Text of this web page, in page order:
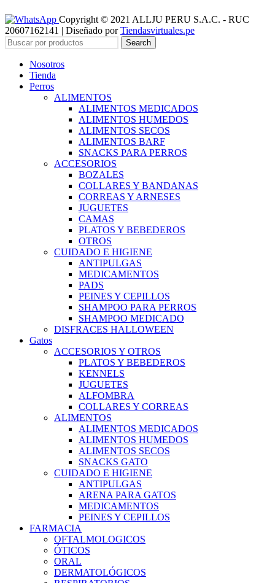
Copyright © 2021 ALLJU PERU S.A.C. - RUC
20607162141 | Diseñado porTiendasvirtuales.pe
Search
Nosotros
Tienda
Perros
ALIMENTOS
ALIMENTOS MEDICADOS
ALIMENTOS HUMEDOS
ALIMENTOS SECOS
ALIMENTOS BARF
SNACKS PARA PERROS
ACCESORIOS
BOZALES
COLLARES Y BANDANAS
CORREAS Y ARNESES
JUGUETES
CAMAS
PLATOS Y BEBEDEROS
OTROS
CUIDADO E HIGIENE
ANTIPULGAS
MEDICAMENTOS
PADS
PEINES Y CEPILLOS
SHAMPOO PARA PERROS
SHAMPOO MEDICADO
DISFRACES HALLOWEEN
Gatos
ACCESORIOS Y OTROS
PLATOS Y BEBEDEROS
KENNELS
JUGUETES
ALFOMBRA
COLLARES Y CORREAS
ALIMENTOS
ALIMENTOS MEDICADOS
ALIMENTOS HUMEDOS
ALIMENTOS SECOS
SNACKS GATO
CUIDADO E HIGIENE
ANTIPULGAS
ARENA PARA GATOS
MEDICAMENTOS
PEINES Y CEPILLOS
FARMACIA
OFTALMOLOGICOS
ÓTICOS
ORAL
DERMATOLÓGICOS